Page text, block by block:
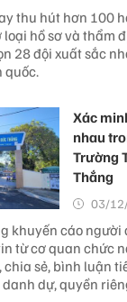
thu hút hơn 100
loại hồ sơ và thẩm
28 đội xuất sắc
quốc.
Xác
nhau
Trường
Thắng
03/
khuyến cáo
từ cơ quan chức
sẻ, bình luận
dự, quyền